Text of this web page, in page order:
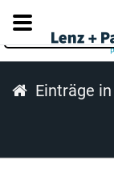
Einträge